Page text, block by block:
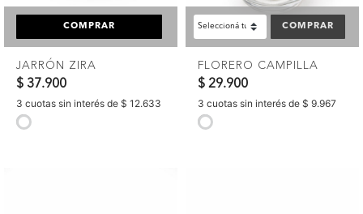
COMPRAR
JARRÓN ZIRA
$ 37.900
3 cuotas sin interés de $ 12.633
COMPRAR
FLORERO CAMPILLA
$ 29.900
3 cuotas sin interés de $ 9.967